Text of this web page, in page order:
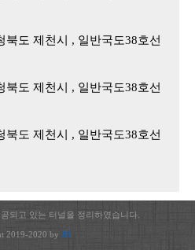
북도 제천시 , 일반국도38호선
북도 제천시 , 일반국도38호선
북도 제천시 , 일반국도38호선
되고 있는 터널을 정리하였습니다.
2019-2020 by JH